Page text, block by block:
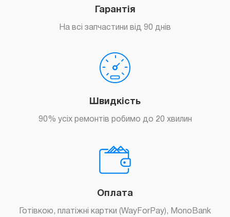
Гарантія
На всі запчастини від 90 днів
Швидкість
90% усіх ремонтів робимо до 20 хвилин
Оплата
Готівкою, платіжні картки (WayForPay), MonoBank